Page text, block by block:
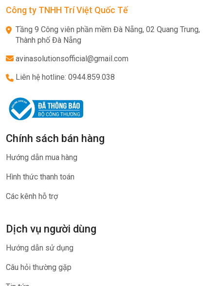
Công ty TNHH Trí Việt Quốc Tế
Tầng 9 Công viên phần mềm Đà Nẵng, 02 Quang Trung,
Thành phố Đà Nẵng
avinasolutionsofficial@gmail.com
Liên hệ hotline: 0944.859.038
Chính sách bán hàng
Hướng dẫn mua hàng
Hình thức thanh toán
Các kênh hỗ trợ
Dịch vụ người dùng
Hướng dẫn sử dụng
Câu hỏi thường gặp